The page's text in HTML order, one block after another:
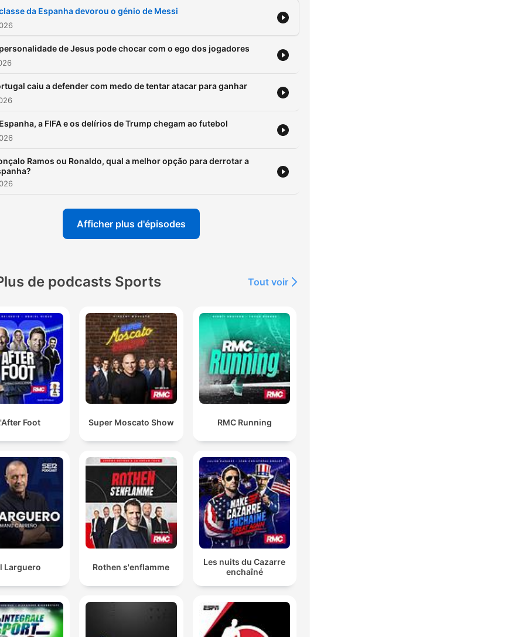
da Espanha devorou o génio de Messi
de Jesus pode chocar com o ego dos jogadores
caiu a defender com medo de tentar atacar para ganhar
a FIFA e os delírios de Trump chegam ao futebol
Ramos ou Ronaldo, qual a melhor opção para derrotar a
Afficher plus d'épisodes
de podcasts Sports Tout voir
Foot Super Moscato Show RMC Running
Larguero Rothen s'enflamme
Les nuits du Cazarre
enchaîné